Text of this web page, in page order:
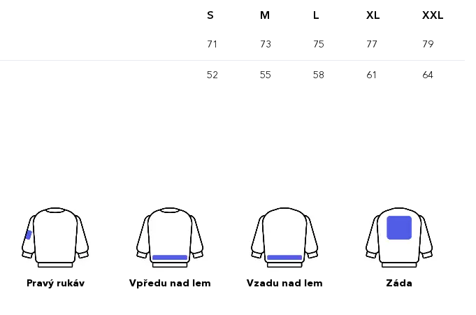
S M L XL XXL
71 73 75 77 79
52 55 58 61 64
Pravý rukáv Vpředu nad lem Vzadu nad lem Záda